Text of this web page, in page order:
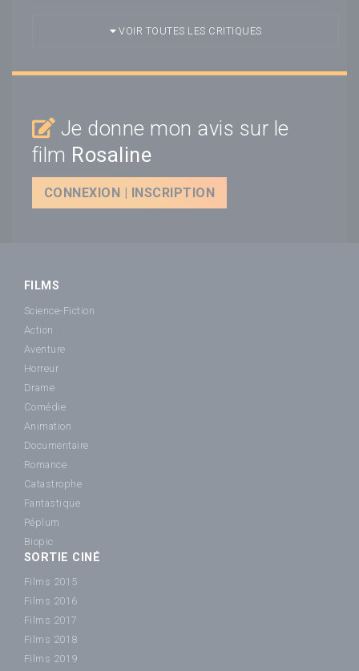
VOIR TOUTES LES CRITIQUES
Je donne mon avis sur le
film Rosaline
CONNEXION | INSCRIPTION
FILMS
Science-Fiction
Action
Aventure
Horreur
Drame
Comédie
Animation
Documentaire
Romance
Catastrophe
Fantastique
Péplum
Biopic
SORTIE CINÉ
Films 2015
Films 2016
Films 2017
Films 2018
Films 2019